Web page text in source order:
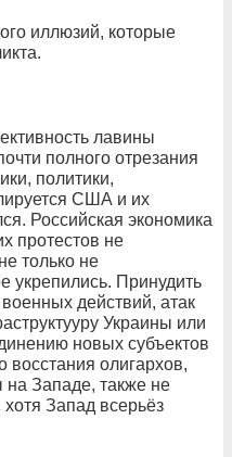
иллюзий, которые
лавины
полного отрезания
политики,
США и их
Российская экономика
протестов не
только не
укрепились. Принудить
действий, атак
Украины или
новых субъектов
восстания олигархов,
на Западе, также не
Запад всерьёз